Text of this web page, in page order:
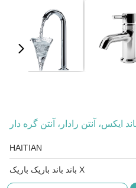
ایکس، آنتن رادار، آنتن گره دار
HAITIAN
X باند باند باریک باریک